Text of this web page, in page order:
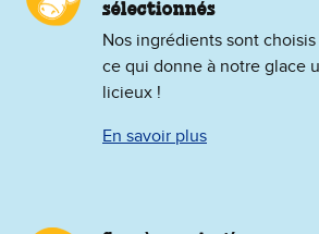
sélectionnés
Nos ingrédients sont
ce qui donne à notre glace
licieux !
En savoir plus